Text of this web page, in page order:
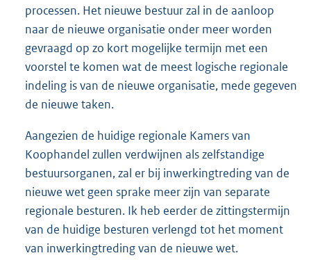
processen. Het nieuwe bestuur zal in de aanloop
naar de nieuwe organisatie onder meer worden
gevraagd op zo kort mogelijke termijn met een
voorstel te komen wat de meest logische regionale
indeling is van de nieuwe organisatie, mede gegeven
de nieuwe taken.
Aangezien de huidige regionale Kamers van
Koophandel zullen verdwijnen als zelfstandige
bestuursorganen, zal er bij inwerkingtreding van de
nieuwe wet geen sprake meer zijn van separate
regionale besturen. Ik heb eerder de zittingstermijn
van de huidige besturen verlengd tot het moment
van inwerkingtreding van de nieuwe wet.